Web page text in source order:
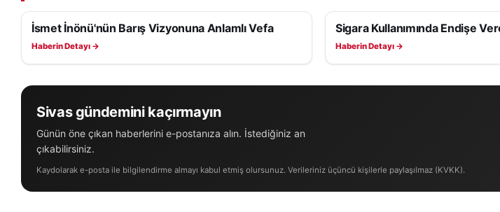
şehirlerarası taşımacılık üzerindeki etkisini bir
vatandaşların resmi kurumların duyurularını takip
trafiğe çıkmamaları yönündeki uyarılarını yineledi.
SAĞLIK
İsmet İnönü'nün Barış Vizyonuna Anlamlı Vefa
Haberin Detayı →
SAĞLIK
Sigara Kullanımında Endişe
Haberin Detayı →
Sivas gündemini kaçırmayın
Günün öne çıkan haberlerini e-postanıza alın. İstediğiniz an
çıkabilirsiniz.
Kaydolarak e-posta ile bilgilendirme almayı kabul etmiş olursunuz. Verileriniz üçüncü kişilerle paylaşılmaz (KVKK).